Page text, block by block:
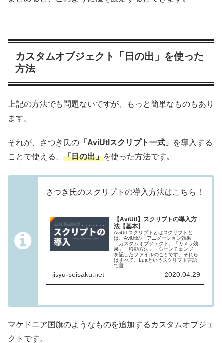
カスタムオブジェクト「日の出」を使った
方法
上記の方法でも問題ないですが、もっと簡単なものもあり
ます。
それが、さつき氏の 「AviUtlスクリプト一式」
を導入する
ことで使える、 「日の出」を使った方法です。
さつき氏のスクリプトの導入方法はこちら！
【AviUtl】スクリプトの導入方
法【基本】
AviUtl スクリプトとはスクリプトと
は、AviUtlの「アニメーション効果」
「カスタムオブジェクト」「カメラ効
果」「移動方法」「シーンチェンジ」
を記したファイルのことです。それら
はすべて、Luaというスクリプト言語
で書...
jisyu-seisaku.net 2020.04.29
マケドニア国旗のようなものを追加するカスタムオブジェ
クトです。